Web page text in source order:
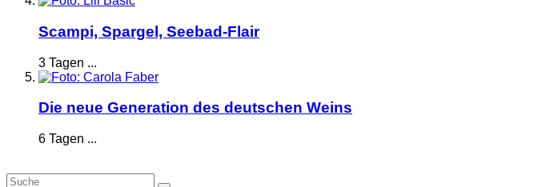
Scampi, Spargel, Seebad-Flair
3 Tagen ...
Die neue Generation des deutschen Weins
6 Tagen ...